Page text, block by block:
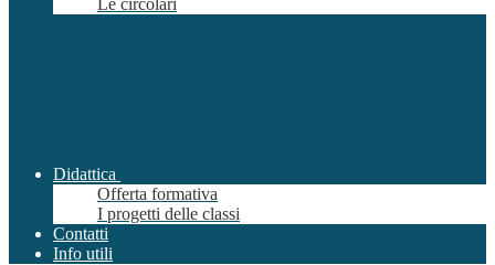
Le circolari
Didattica
Offerta formativa
I progetti delle classi
Contatti
Info utili